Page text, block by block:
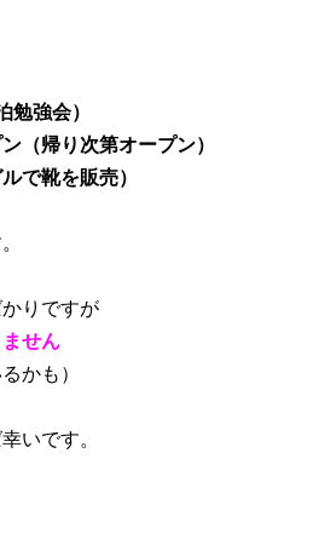
強会）
（帰り次第オープン）
で靴を販売）
りですが
せん
かも）
いです。